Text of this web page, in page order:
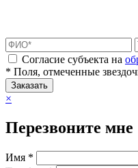
Согласие субъекта на
* Поля, отмеченные
Заказать
×
Перезвоните мне
Имя *